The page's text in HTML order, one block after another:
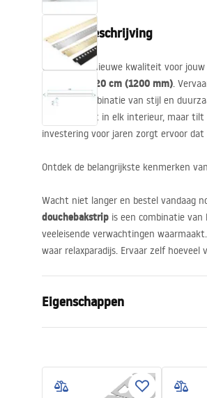
Productbeschrijving
Ontdek een nieuwe kwaliteit voor
lengte van 120 cm (1200 mm).
perfecte combinatie van stijl en
alleen perfect in elk interieur, maar
investering voor jaren zorgt ervoor
Ontdek de belangrijkste kenmerken
Wacht niet langer en bestel vandaag
douchebakstrip is een combinatie
veeleisende verwachtingen
waar relaxparadijs. Ervaar zelf hoeveel
Eigenschappen
Materiaal